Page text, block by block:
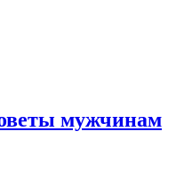
мужчинам